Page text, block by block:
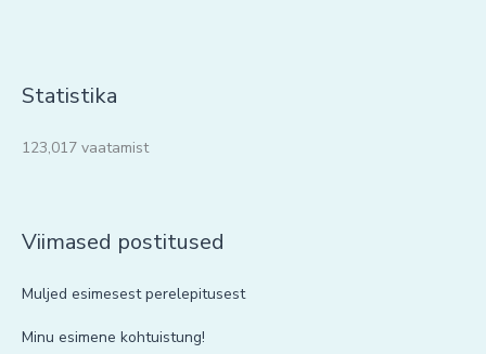
Statistika
123,017 vaatamist
Viimased postitused
Muljed esimesest perelepitusest
Minu esimene kohtuistung!